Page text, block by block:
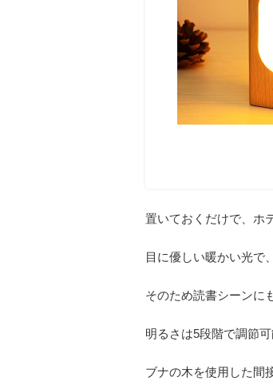
置いておくだけで、ホ
目に優しい暖かい光で
そのため読書シーンに
明るさは5段階で調節
ブナの木を使用した間